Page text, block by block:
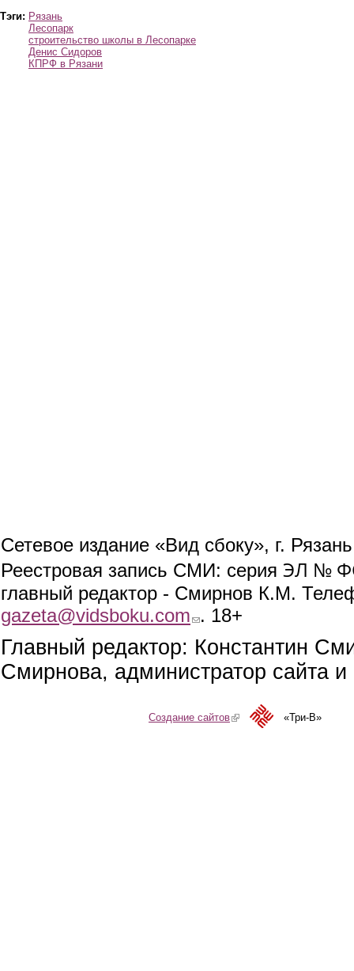
Тэги: Рязань
Лесопарк
строительство школы в Лесопарке
Денис Сидоров
КПРФ в Рязани
Сетевое издание «Вид сбоку», г.
Реестровая запись СМИ: серия ЭЛ №
главный редактор - Смирнов К.М.
gazeta@vidsboku.com (link sends e-mail)
. 18+
Главный редактор: Константин
Смирнова, администратор сайта
Создание сайтов(link is external)«Три-В»